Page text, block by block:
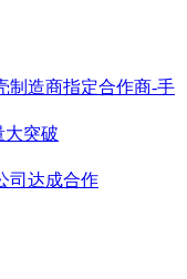
制造商指定合作商-手
大突破
司达成合作